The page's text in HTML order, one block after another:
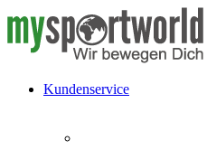
Kundenservice